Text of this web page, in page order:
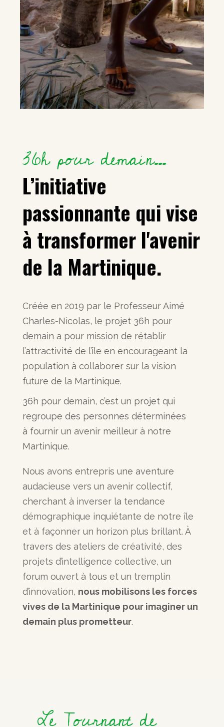
36h pour demain…
L’initiative
passionnante qui vise
à transformer l'avenir
de la Martinique.
Créée en 2019 par le Professeur Aimé
Charles-Nicolas, le projet 36h pour
demain a pour mission de rétablir
l’attractivité de l’île en encourageant la
population à collaborer sur la vision
future de la Martinique.
36h pour demain, c’est un projet qui
regroupe des personnes déterminées
à fournir un avenir meilleur à notre
Martinique.
Nous avons entrepris une aventure
audacieuse vers un avenir collectif,
cherchant à inverser la tendance
démographique inquiétante de notre île
et à façonner un horizon plus brillant. À
travers des ateliers de créativité, des
projets d’intelligence collective, un
forum ouvert à tous et un tremplin
d’innovation, nous mobilisons les forces
vives de la Martinique pour imaginer un
demain plus prometteur.